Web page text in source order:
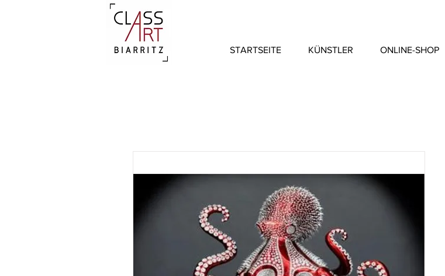
STARTSEITE KÜNSTLER ONLINE-SHOP